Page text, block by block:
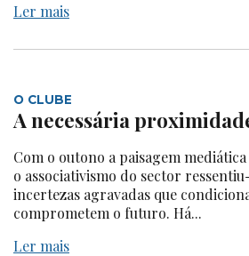
Ler mais
O CLUBE
A necessária
Com o outono a paisagem
o associativismo do sector
incertezas agravadas que
comprometem o futuro. Há...
Ler mais